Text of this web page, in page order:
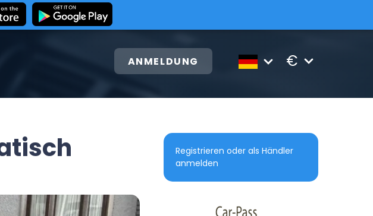
ANMELDUNG €
Registrieren oder als Händler
anmelden